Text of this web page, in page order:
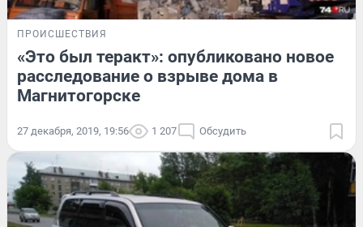
ПРОИСШЕСТВИЯ
«Это был теракт»: опубликовано новое
расследование о взрыве дома в
Магнитогорске
27 декабря, 2019, 19:56 1 207 Обсудить